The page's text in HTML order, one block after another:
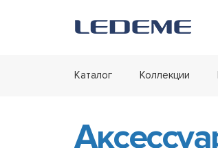
Каталог Коллекции